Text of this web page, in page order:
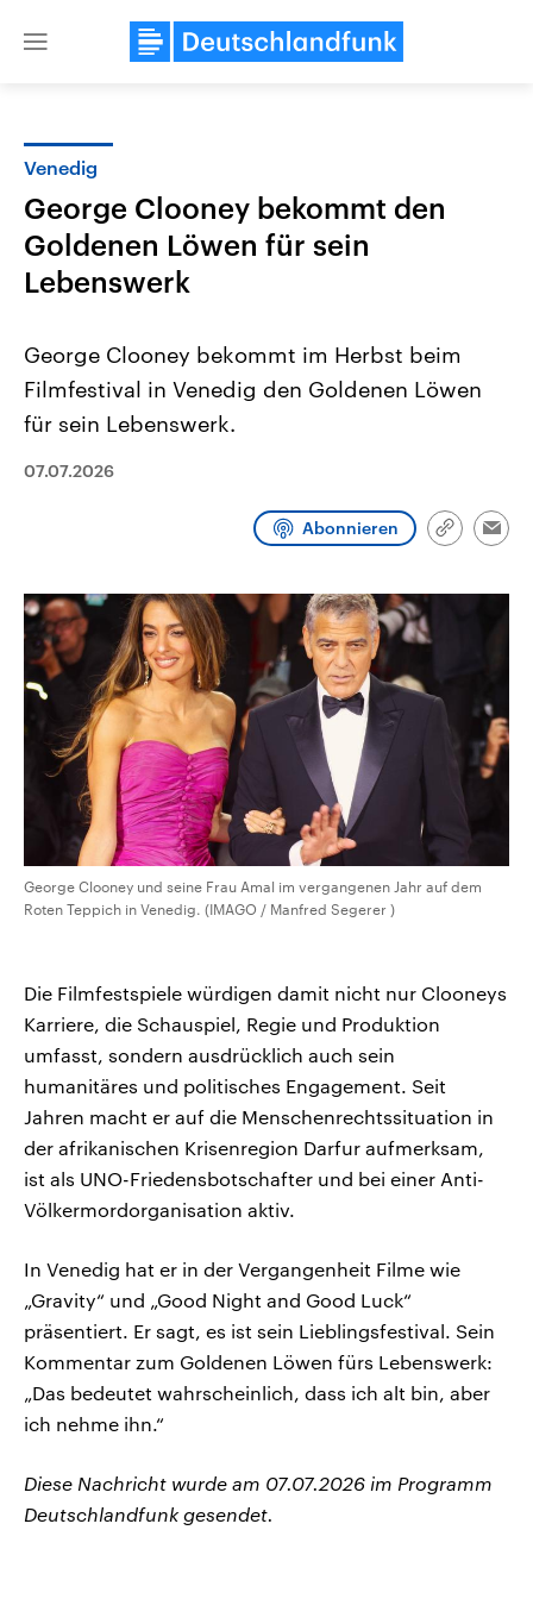
Close
Landtagswahl Sachsen-Anhalt
2026
Sachsen-Anhalt wählt am 6.
Bundesland von einer Koalition aus
und Hintergründe zu den Parteien
und Kandidaten der anstehenden
Wahl.
den mächtigsten Ländern
mit großem Einfluss auf
aktuelle Weltgeschehen.
Sendungen Programm Podcasts
Audio-Archiv
Venedig
George Clooney bekommt den
Goldenen Löwen für sein
Lebenswerk
George Clooney bekommt im Herbst beim
Filmfestival in Venedig den Goldenen Löwen
für sein Lebenswerk.
07.07.2026
Abonnieren
Link
George Clooney und seine Frau Amal im vergangenen Jahr auf dem
Roten Teppich in Venedig. (IMAGO / Manfred Segerer )
Die Filmfestspiele würdigen damit nicht nur Clooneys
Karriere, die Schauspiel, Regie und Produktion
umfasst, sondern ausdrücklich auch sein
humanitäres und politisches Engagement. Seit
Jahren macht er auf die Menschenrechtssituation in
der afrikanischen Krisenregion Darfur aufmerksam,
ist als UNO-Friedensbotschafter und bei einer Anti-
Völkermordorganisation aktiv.
In Venedig hat er in der Vergangenheit Filme wie
„Gravity“ und „Good Night and Good Luck“
präsentiert. Er sagt, es ist sein Lieblingsfestival. Sein
Kommentar zum Goldenen Löwen fürs Lebenswerk:
„Das bedeutet wahrscheinlich, dass ich alt bin, aber
ich nehme ihn.“
Diese Nachricht wurde am 07.07.2026 im Programm
Deutschlandfunk gesendet.